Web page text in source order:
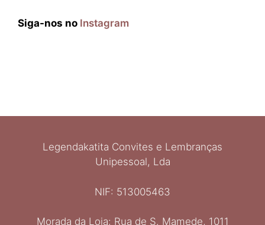
Siga-nos no Instagram
Legendakatita Convites e Lembranças
Unipessoal, Lda
NIF: 513005463
Morada da Loja: Rua de S. Mamede, 1011
Ελληνικά